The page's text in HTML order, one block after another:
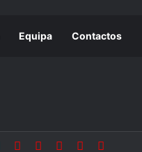
Equipa Contactos